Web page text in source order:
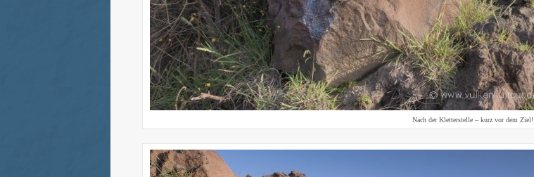
Nach der Kletterstelle – kurz vor dem Ziel!